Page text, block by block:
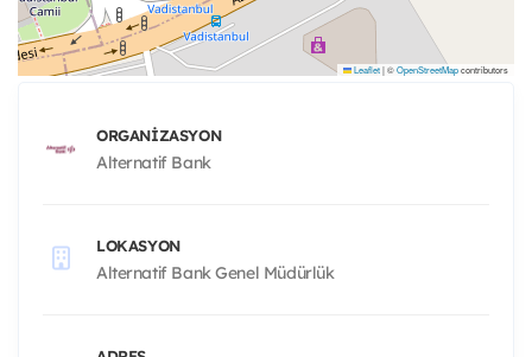
Leaflet|©OpenStreetMapcontributors
ORGANIZASYON
Alternatif Bank
LOKASYON
Alternatif Bank Genel Müdürlük